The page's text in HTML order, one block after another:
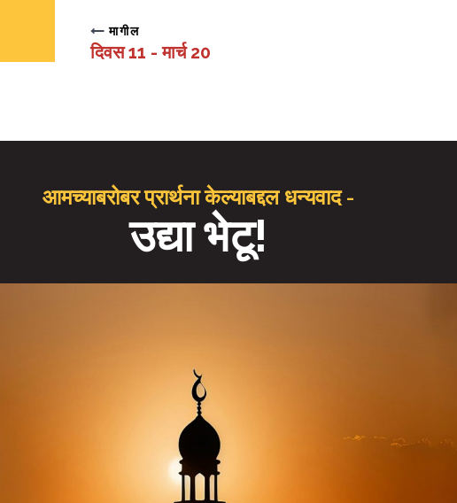
मागील
दिवस 11 - मार्च 20
आमच्याबरोबर प्रार्थना केल्याबद्दल धन्यवाद -
उद्या भेटू!